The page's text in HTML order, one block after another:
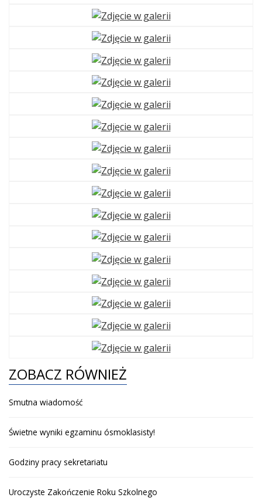
ZOBACZ RÓWNIEŻ
Smutna wiadomość
Świetne wyniki egzaminu ósmoklasisty!
Godziny pracy sekretariatu
Uroczyste Zakończenie Roku Szkolnego